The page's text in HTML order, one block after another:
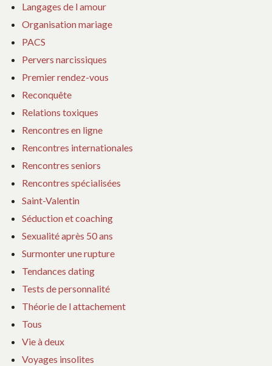
Langages de l amour
Organisation mariage
PACS
Pervers narcissiques
Premier rendez-vous
Reconquête
Relations toxiques
Rencontres en ligne
Rencontres internationales
Rencontres seniors
Rencontres spécialisées
Saint-Valentin
Séduction et coaching
Sexualité après 50 ans
Surmonter une rupture
Tendances dating
Tests de personnalité
Théorie de l attachement
Tous
Vie à deux
Voyages insolites